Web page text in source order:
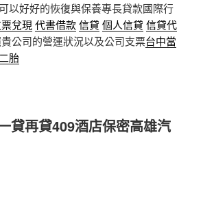
以好好的恢復與保養專長貸款國際行
兌現代書借款信貸個人信貸信貸代
公司的營運狀況以及公司支票台中當
胎
貸再貸409酒店保密高雄汽